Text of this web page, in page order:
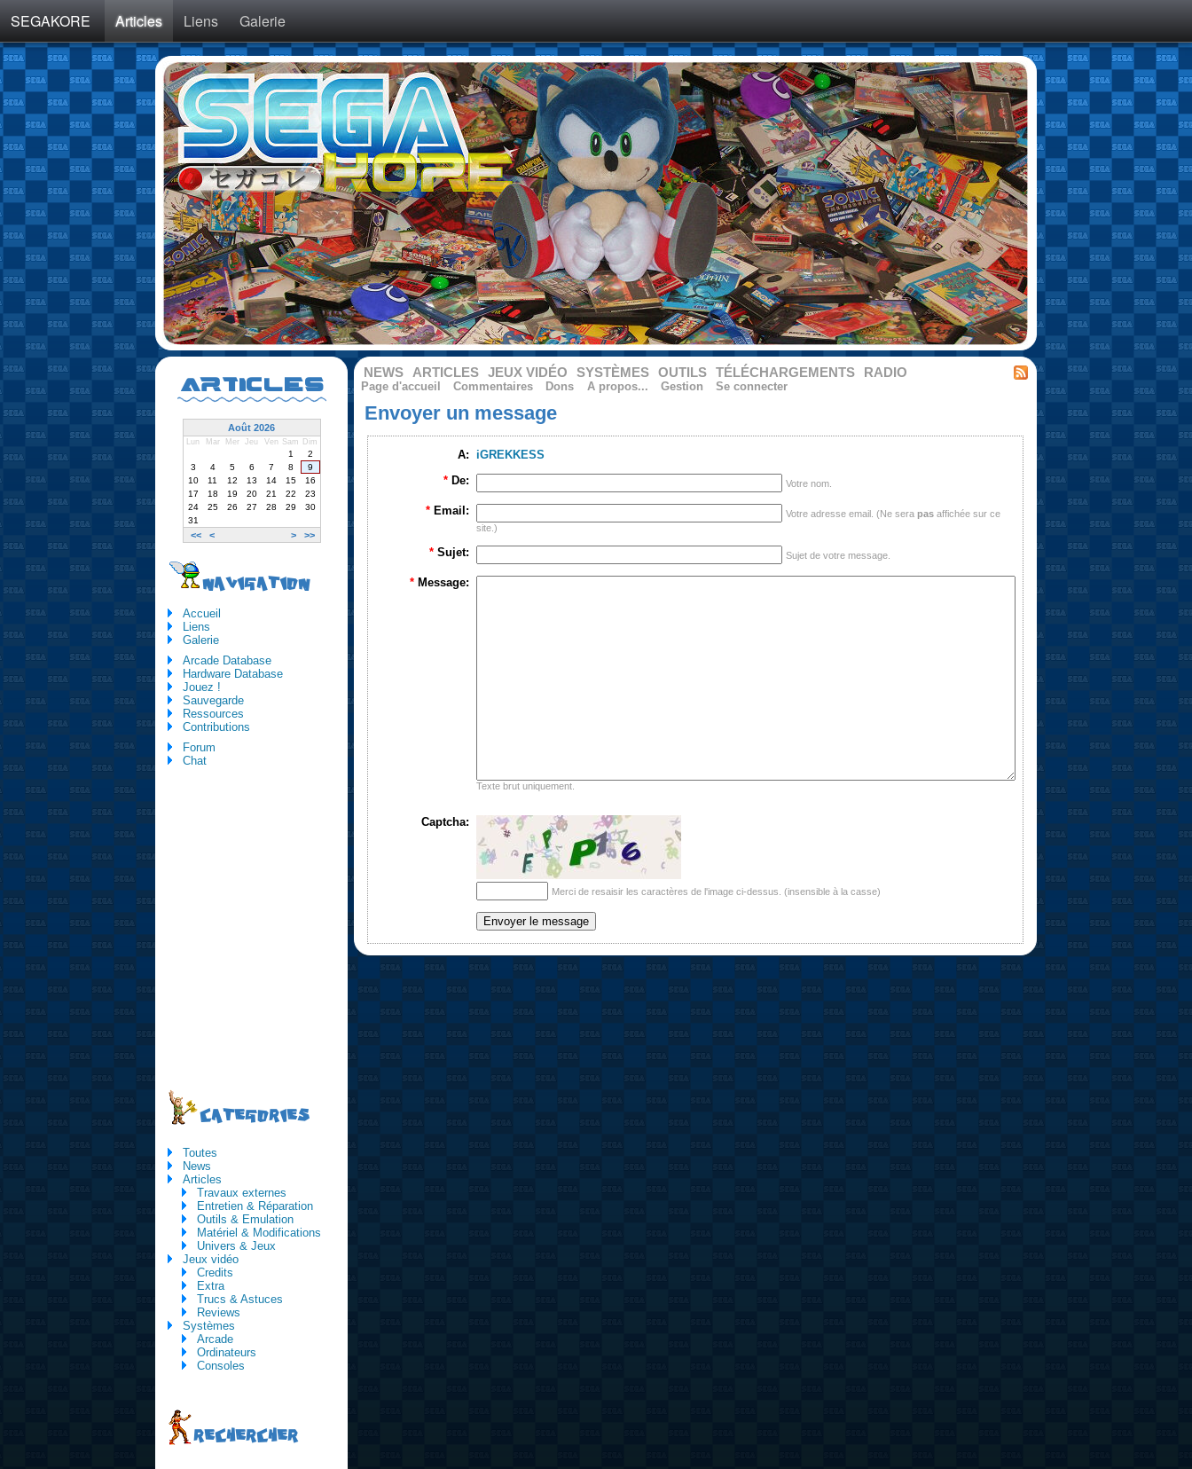
SEGAKORE Articles Liens Galerie
NEWS ARTICLES JEUX VIDÉO SYSTÈMES OUTILS TÉLÉCHARGEMENTS RADIO
Page d'accueil Commentaires Dons A propos... Gestion Se connecter
Envoyer un message
A:
iGREKKESS
* De: Votre nom.
* Email: Votre adresse email. (Ne sera pasaffichée sur ce
site.)
* Sujet: Sujet de votre message.
* Message:
Texte brut uniquement.
Captcha:
Merci de resaisir les caractères de l'image ci-dessus. (insensible à la casse)
ARTICLES
Août 2026
Lun Mar Mer Jeu Ven Sam Dim
<< < > >>
1
2
3
4 5 6 7 8
9
10
11 12 13 14 15
16
17
18 19 20 21 22
23
24
25 26 27 28 29
30
31
NAVIGATION
Accueil
Liens
Galerie
Arcade Database
Hardware Database
Jouez !
Sauvegarde
Ressources
Contributions
Forum
Chat
CATEGORIES
Toutes
News
Articles
Travaux externes
Entretien & Réparation
Outils & Emulation
Matériel & Modifications
Univers & Jeux
Jeux vidéo
Credits
Extra
Trucs & Astuces
Reviews
Systèmes
Arcade
Ordinateurs
Consoles
RECHERCHER